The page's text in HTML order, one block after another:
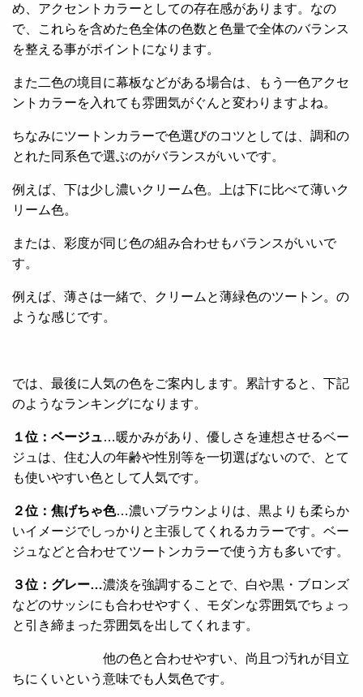
め、アクセントカラーとしての存在感があります。なの
で、これらを含めた色全体の色数と色量で全体のバランス
を整える事がポイントになります。
また二色の境目に幕板などがある場合は、もう一色アクセ
ントカラーを入れても雰囲気がぐんと変わりますよね。
ちなみにツートンカラーで色選びのコツとしては、調和の
とれた同系色で選ぶのがバランスがいいです。
例えば、下は少し濃いクリーム色。上は下に比べて薄いク
リーム色。
または、彩度が同じ色の組み合わせもバランスがいいで
す。
例えば、薄さは一緒で、クリームと薄緑色のツートン。の
ような感じです。
では、最後に人気の色をご案内します。累計すると、下記
のようなランキングになります。
１位：ベージュ…暖かみがあり、優しさを連想させるベー
ジュは、住む人の年齢や性別等を一切選ばないので、とて
も使いやすい色として人気です。
２位：焦げちゃ色…濃いブラウンよりは、黒よりも柔らか
いイメージでしっかりと主張してくれるカラーです。ベー
ジュなどと合わせてツートンカラーで使う方も多いです。
３位：グレー…濃淡を強調することで、白や黒・ブロンズ
などのサッシにも合わせやすく、モダンな雰囲気でちょっ
と引き締まった雰囲気を出してくれます。
他の色と合わせやすい、尚且つ汚れが目立
ちにくいという意味でも人気色です。